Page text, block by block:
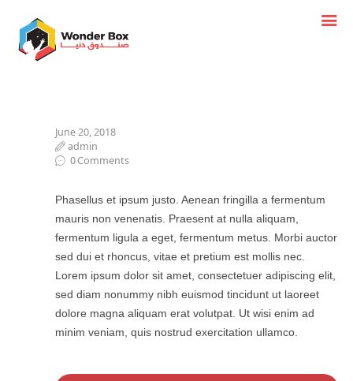
June 20, 2018
0Comments
admin
Phasellus et ipsum justo. Aenean fringilla a fermentum
mauris non venenatis. Praesent at nulla aliquam,
fermentum ligula a eget, fermentum metus. Morbi auctor
sed dui et rhoncus, vitae et pretium est mollis nec.
Lorem ipsum dolor sit amet, consectetuer adipiscing elit,
sed diam nonummy nibh euismod tincidunt ut laoreet
dolore magna aliquam erat volutpat. Ut wisi enim ad
minim veniam, quis nostrud exercitation ullamco.